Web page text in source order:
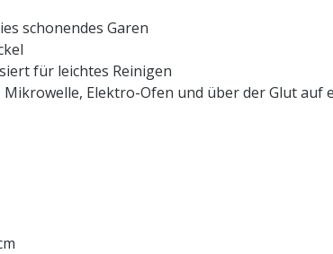
schonendes Garen
für leichtes Reinigen
Elektro-Ofen und über der Glut